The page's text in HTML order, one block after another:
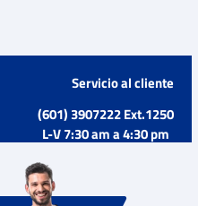
Servicio al cliente
(601) 3907222 Ext.1250
L-V 7:30 am a 4:30 pm